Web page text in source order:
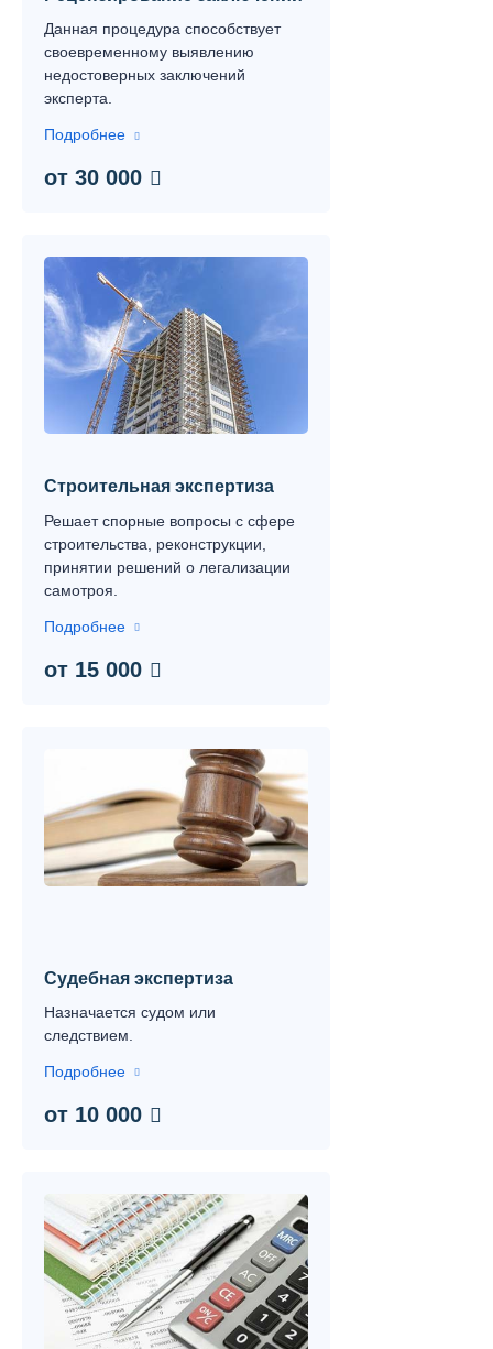
Данная процедура способствует
своевременному выявлению
недостоверных заключений
эксперта.
Подробнее
от 30 000
Строительная экспертиза
Решает спорные вопросы с сфере
строительства, реконструкции,
принятии решений о легализации
самотроя.
Подробнее
от 15 000
Судебная экспертиза
Назначается судом или
следствием.
Подробнее
от 10 000